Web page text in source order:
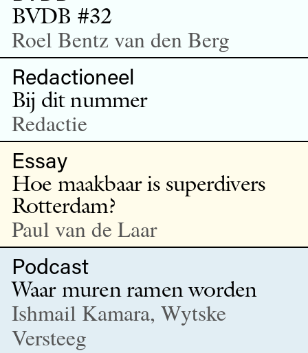
BVDB #32
Roel Bentz van den Berg
Redactioneel
Bij dit nummer
Redactie
Essay
Hoe maakbaar is superdivers
Rotterdam?
Paul van de Laar
Podcast
Waar muren ramen worden
Ishmail Kamara, Wytske
Versteeg